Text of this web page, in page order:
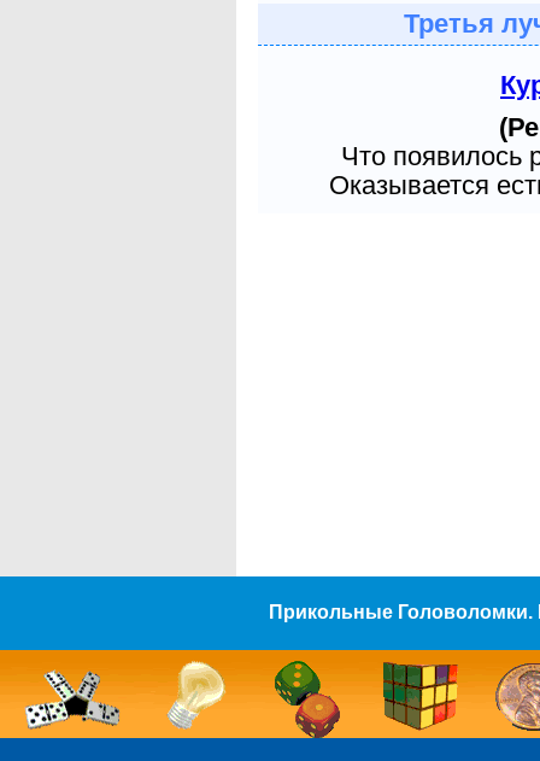
Третья
Что появилось
Оказывается
Прикольные